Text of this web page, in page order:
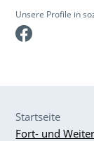
Unsere Profile in
Startseite
Fort- und